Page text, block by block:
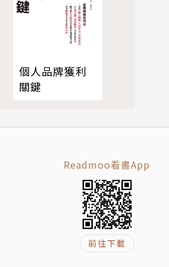
個人品牌獲利
關鍵
Readmoo看書App
前往下載